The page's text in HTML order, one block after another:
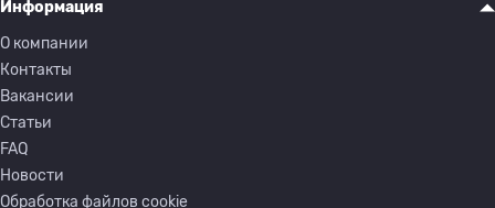
Информация
О компании
Контакты
Вакансии
Статьи
FAQ
Новости
Обработка файлов cookie